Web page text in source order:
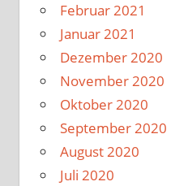
Februar 2021
Januar 2021
Dezember 2020
November 2020
Oktober 2020
September 2020
August 2020
Juli 2020